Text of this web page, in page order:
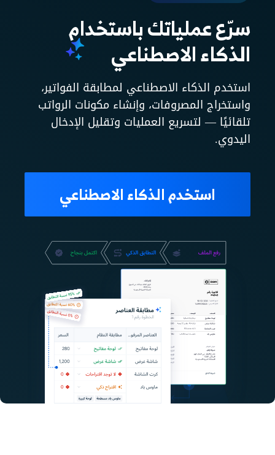
سرّع عملياتك باستخدام
الذكاء الاصطناعي
استخدم الذكاء الاصطناعي لمطابقة الفواتير،
واستخراج المصروفات، وإنشاء مكونات الرواتب
تلقائيًا — لتسريع العمليات وتقليل الإدخال
اليدوي.
استخدم الذكاء الاصطناعي